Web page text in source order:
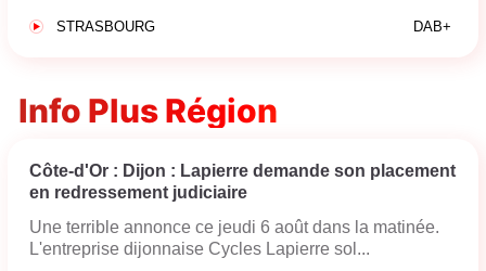
STRASBOURG DAB+
Info Plus Région
Côte-d'Or : Dijon : Lapierre demande son placement
en redressement judiciaire
Une terrible annonce ce jeudi 6 août dans la matinée.
L'entreprise dijonnaise Cycles Lapierre sol...